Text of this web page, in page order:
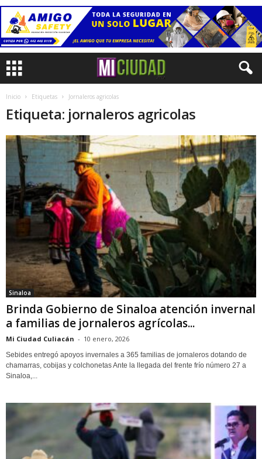
Inicio Etiquetas Jornaleros agricolas
Etiqueta: jornaleros agricolas
Sinaloa
Brinda Gobierno de Sinaloa atención invernal
a familias de jornaleros agrícolas...
Mi Ciudad Culiacán - 10 enero, 2026
Sebides entregó apoyos invernales a 365 familias de jornaleros dotando de
chamarras, cobijas y colchonetas Ante la llegada del frente frío número 27 a
Sinaloa,...